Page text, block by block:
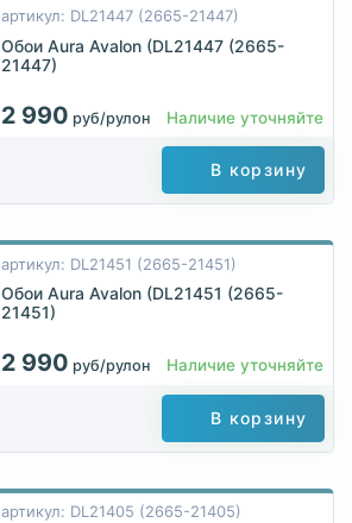
артикул: DL21447 (2665-21447)
Обои Aura Avalon (DL21447 (2665-
21447)
2 990 руб/рулон Наличие уточняйте
В корзину
артикул: DL21451 (2665-21451)
Обои Aura Avalon (DL21451 (2665-
21451)
2 990 руб/рулон Наличие уточняйте
В корзину
артикул: DL21405 (2665-21405)